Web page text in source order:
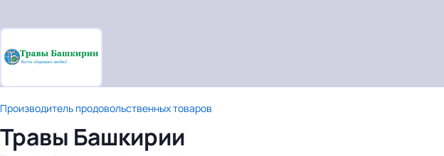
Войти
картина дня
материалы
видео
события
Производитель продовольственных товаров
Травы Башкирии